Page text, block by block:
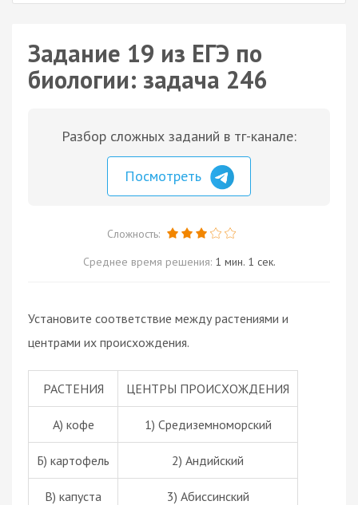
Задание 19 из ЕГЭ по
биологии: задача 246
Разбор сложных заданий в тг-канале:
Посмотреть
Сложность:
Среднее время решения: 1 мин. 1 сек.
Установите соответствие между растениями и
центрами их происхождения.
РАСТЕНИЯ ЦЕНТРЫ ПРОИСХОЖДЕНИЯ
А) кофе 1) Средиземноморский
Б) картофель 2) Андийский
В) капуста 3) Абиссинский